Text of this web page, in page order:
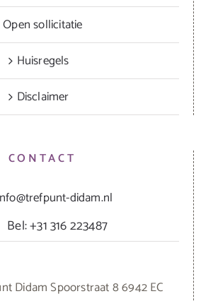
Open sollicitatie
Huisregels
Disclaimer
CONTACT
didam.nl
Bel: +31 316 223487
Didam Spoorstraat 8 6942 EC